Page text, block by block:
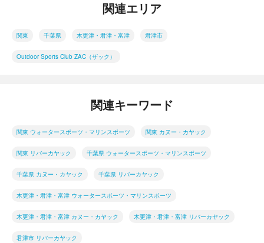
関連エリア
関東 千葉県 木更津・君津・富津 君津市
Outdoor Sports Club ZAC（ザック）
関連キーワード
関東 ウォータースポーツ・マリンスポーツ 関東 カヌー・カヤック
関東 リバーカヤック 千葉県 ウォータースポーツ・マリンスポーツ
千葉県 カヌー・カヤック 千葉県 リバーカヤック
木更津・君津・富津 ウォータースポーツ・マリンスポーツ
木更津・君津・富津 カヌー・カヤック 木更津・君津・富津 リバーカヤック
君津市 リバーカヤック